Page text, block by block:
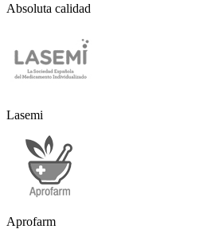
Absoluta calidad
Lasemi
Aprofarm